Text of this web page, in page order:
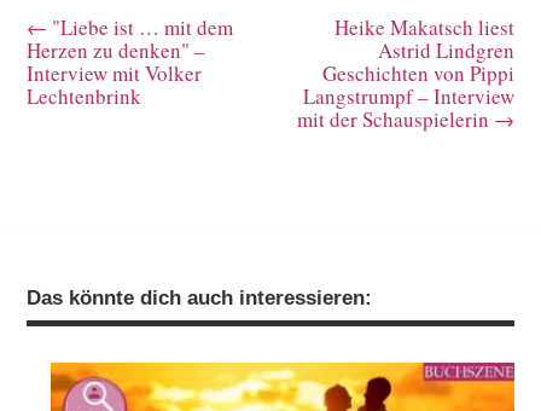
← "Liebe ist … mit dem
Herzen zu denken" –
Interview mit Volker
Lechtenbrink
Heike Makatsch liest
Astrid Lindgren
Geschichten von Pippi
Langstrumpf – Interview
mit der Schauspielerin →
Das könnte dich auch interessieren: